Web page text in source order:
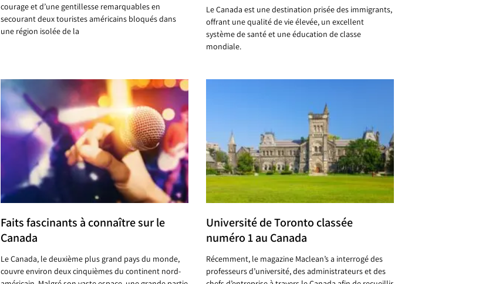
courage et d’une gentillesse remarquables en
secourant deux touristes américains bloqués dans
une région isolée de la
Le Canada est une destination prisée des immigrants,
offrant une qualité de vie élevée, un excellent
système de santé et une éducation de classe
mondiale.
Faits fascinants à connaître sur le
Canada
Le Canada, le deuxième plus grand pays du monde,
couvre environ deux cinquièmes du continent nord-
Université de Toronto classée
numéro 1 au Canada
Récemment, le magazine Maclean’s a interrogé des
professeurs d’université, des administrateurs et des